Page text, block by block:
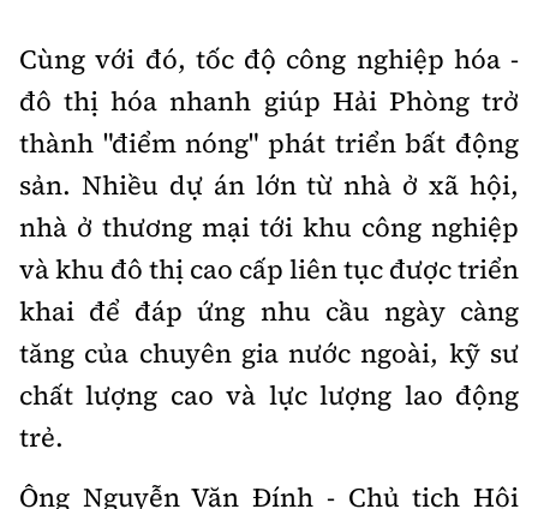
Cùng với đó, tốc độ công nghiệp hóa -
đô thị hóa nhanh giúp Hải Phòng trở
thành "điểm nóng" phát triển bất động
sản. Nhiều dự án lớn từ nhà ở xã hội,
nhà ở thương mại tới khu công nghiệp
và khu đô thị cao cấp liên tục được triển
khai để đáp ứng nhu cầu ngày càng
tăng của chuyên gia nước ngoài, kỹ sư
chất lượng cao và lực lượng lao động
trẻ.
Ông Nguyễn Văn Đính - Chủ tịch Hội